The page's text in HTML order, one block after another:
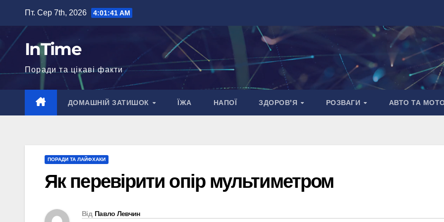
вмісту
Пт. Сер 7th, 2026 4:01:41 AM
InTime
Поради та цікаві факти
ДОМАШНІЙ ЗАТИШОК ЇЖА НАПОЇ ЗДОРОВ’Я РОЗВАГИ АВТО ТА
ПОРАДИ ТА ЛАЙФХАКИ
Як перевірити опір мультиметром
Від Павло Левчин